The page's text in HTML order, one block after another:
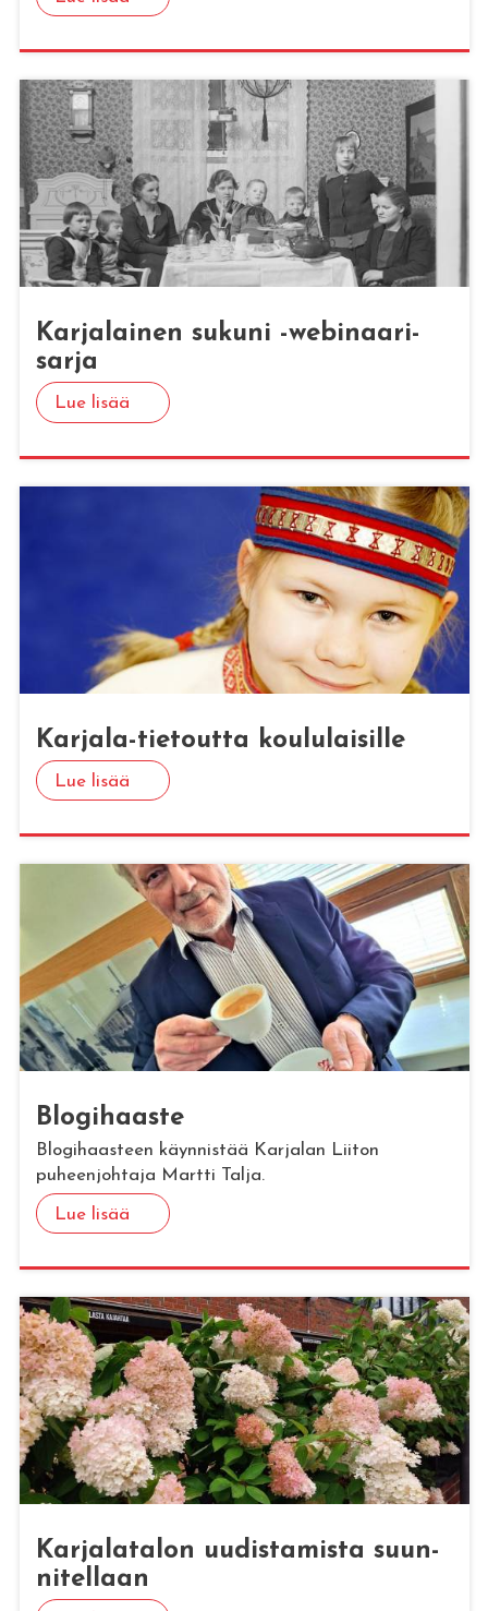
Kar­ja­lai­nen su­ku­ni -we­bi­naa­ri­
sar­ja
Lue lisää
Kar­ja­la-tie­tout­ta kou­lu­lai­sil­le
Lue lisää
Blo­gi­haas­te
Blogihaasteen käynnistää Karjalan Liiton
puheenjohtaja Martti Talja.
Lue lisää
Kar­ja­la­ta­lon uu­dis­ta­mis­ta suun­
ni­tel­laan